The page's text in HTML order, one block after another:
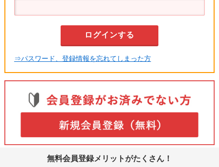
⇒パスワード、登録情報を忘れてしまった方
無料会員登録メリットがたくさん！